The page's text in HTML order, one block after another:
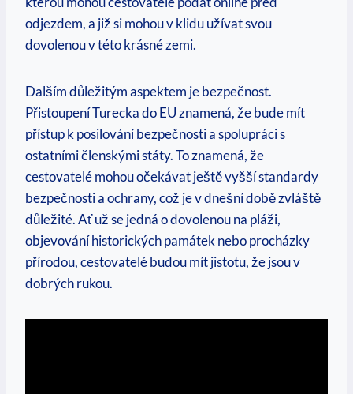
odjezdem, a již si mohou v klidu užívat svou
dovolenou v této krásné zemi.
Dalším důležitým aspektem je bezpečnost.
Přistoupení Turecka do EU znamená, že bude mít
přístup k posilování bezpečnosti a spolupráci s
ostatními členskými státy. To znamená, že
cestovatelé mohou očekávat ještě vyšší standardy
bezpečnosti a ochrany, což je v dnešní době zvláště
důležité. Ať už se jedná o dovolenou na pláži,
objevování historických památek nebo procházky
přírodou, cestovatelé budou mít jistotu, že jsou v
dobrých rukou.